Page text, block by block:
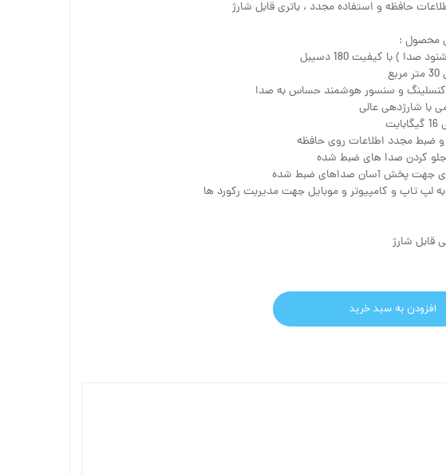
حافظه و استفاده مجدد ، باتری قابل شارژ
محصول :
) با کیفیت 180 دسیبل
کنسلینگ و سنسور هوشمند حساس به صدا
با شارژدهی عالی
ضبط مجدد اطلاعات روی حافظه
کردن صدا های ضبط شده
جهت پخش آسان صداهای ضبط شده
لپ تاپ و کامپیوتر و موبایل جهت مدیریت رکورد ها
قابل شارژ
افزودن به سبد خرید